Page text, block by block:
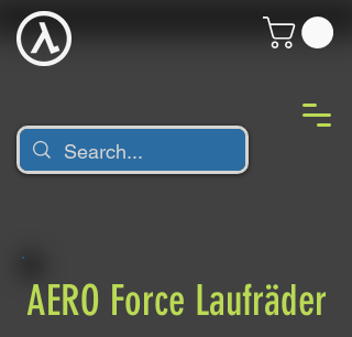
AERO Force Laufräder